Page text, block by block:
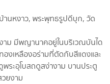
มีพญานาคอยู่ในบริเวณบันได
องเหลืองอร่ามที่ตัดกับสีแดงและ
ระอุโบสถดูสง่างาม บานประตู
ยงาม